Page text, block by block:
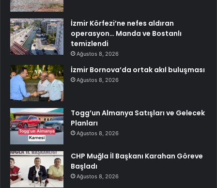
İzmir Körfezi’ne nefes aldıran
operasyon… Manda ve Bostanlı
temizlendi
Ağustos 8, 2026
İzmir Bornova’da ortak akıl buluşması
Ağustos 8, 2026
Togg’un Almanya Satışları ve Gelecek
Planları
Ağustos 8, 2026
CHP Muğla İl Başkanı Karahan Göreve
Başladı
Ağustos 8, 2026